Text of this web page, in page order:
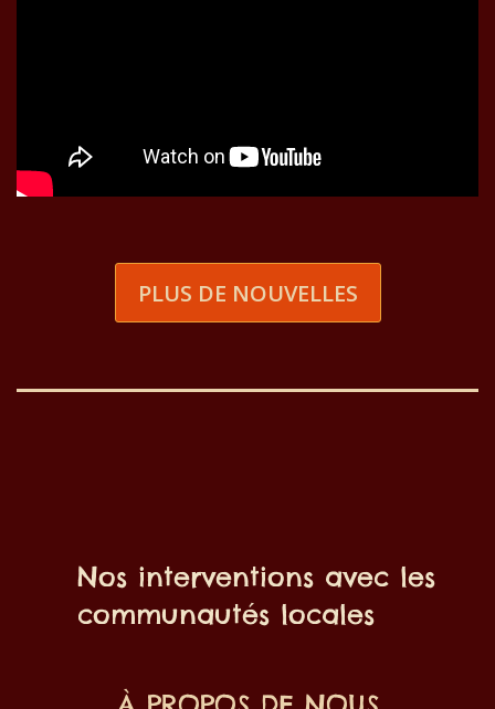
PLUS DE NOUVELLES
Nos interventions avec les
communautés locales